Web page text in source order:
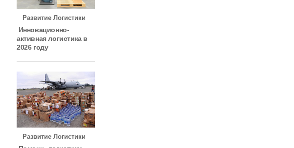
Развитие Логистики
Инновационно-
активная логистика в
2026 году
Развитие Логистики